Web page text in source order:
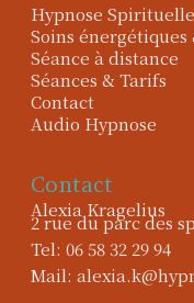
Hypnose
Soins
Séance à distance
Séances & Tarifs
Contact
Audio Hypnose
Contact
Alexia Kragelius
2 rue du parc des
Tel: 06 58 32 29 94
Mail: